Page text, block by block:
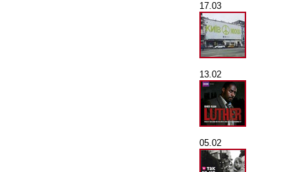
17.03
13.02
05.02